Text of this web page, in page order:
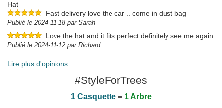
Hat
Fast delivery love the car .. come in dust bag
Publié le 2024-11-18 par Sarah
Love the hat and it fits perfect definitely see me again
Publié le 2024-11-12 par Richard
Lire plus d'opinions
#StyleForTrees
1 Casquette= 1 Arbre